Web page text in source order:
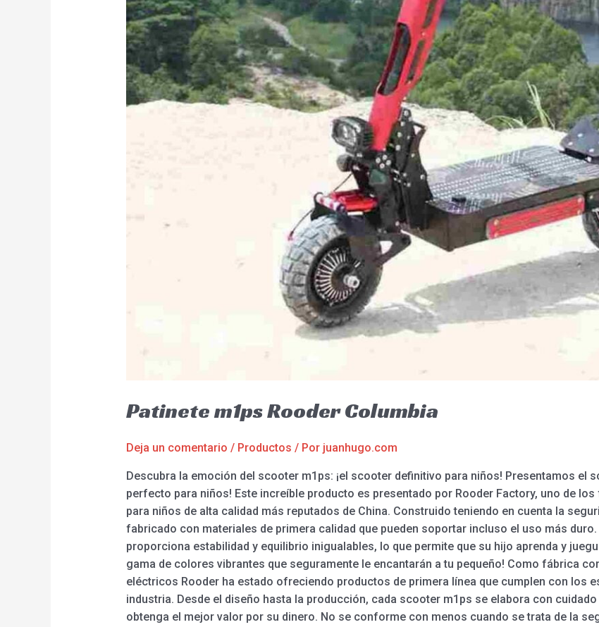
Patinete m1ps Rooder Columbia
Deja un comentario / Productos / Por juanhugo.com
Descubra la emoción del scooter m1ps: ¡el scooter definitivo para niños! Presentamos el
perfecto para niños! Este increíble producto es presentado por Rooder Factory, uno de
para niños de alta calidad más reputados de China. Construido teniendo en cuenta la
fabricado con materiales de primera calidad que pueden soportar incluso el uso más
proporciona estabilidad y equilibrio inigualables, lo que permite que su hijo aprenda y
gama de colores vibrantes que seguramente le encantarán a tu pequeño! Como fábrica
eléctricos Rooder ha estado ofreciendo productos de primera línea que cumplen con los
industria. Desde el diseño hasta la producción, cada scooter m1ps se elabora con
obtenga el mejor valor por su dinero. No se conforme con menos cuando se trata de la